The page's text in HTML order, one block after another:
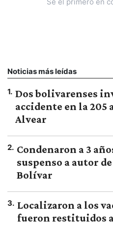
Sé el primero en
Noticias más leídas
1. Dos bolivarenses
accidente en la 205
Alvear
2. Condenaron a 3
suspenso a autor
Bolívar
3. Localizaron a los
fueron restituidos